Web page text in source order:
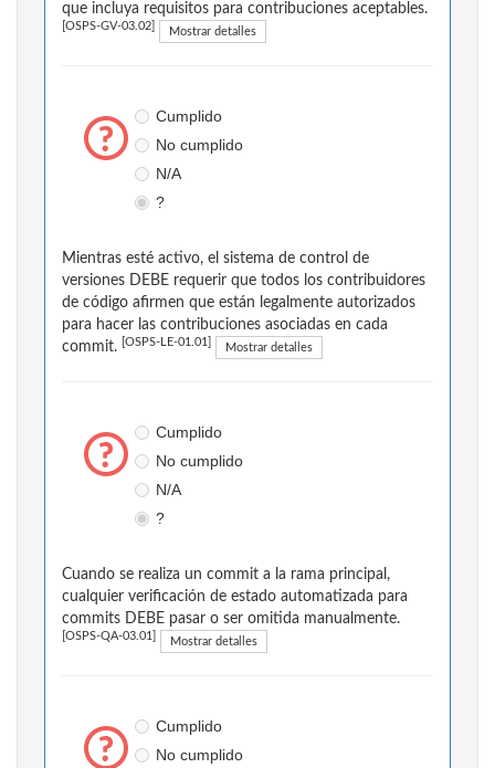
que incluya requisitos para contribuciones aceptables.
[OSPS-GV-03.02] Mostrar detalles
Cumplido
No cumplido
N/A
?
Mientras esté activo, el sistema de control de
versiones DEBE requerir que todos los contribuidores
de código afirmen que están legalmente autorizados
para hacer las contribuciones asociadas en cada
commit.
[OSPS-LE-01.01] Mostrar detalles
Cumplido
No cumplido
N/A
?
Cuando se realiza un commit a la rama principal,
cualquier verificación de estado automatizada para
commits DEBE pasar o ser omitida manualmente.
[OSPS-QA-03.01] Mostrar detalles
Cumplido
No cumplido